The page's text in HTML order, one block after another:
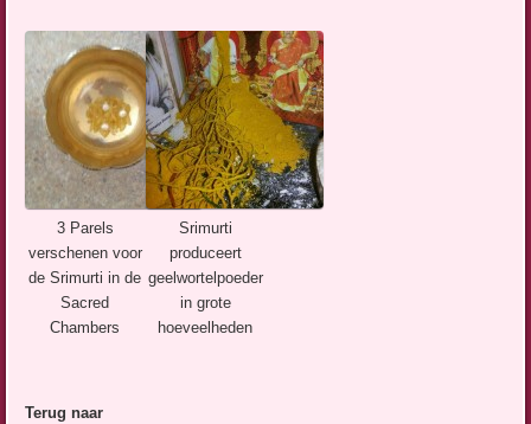
3 Parels
verschenen voor
de Srimurti in de
Sacred
Chambers
Srimurti
produceert
geelwortelpoeder
in grote
hoeveelheden
Terug naar